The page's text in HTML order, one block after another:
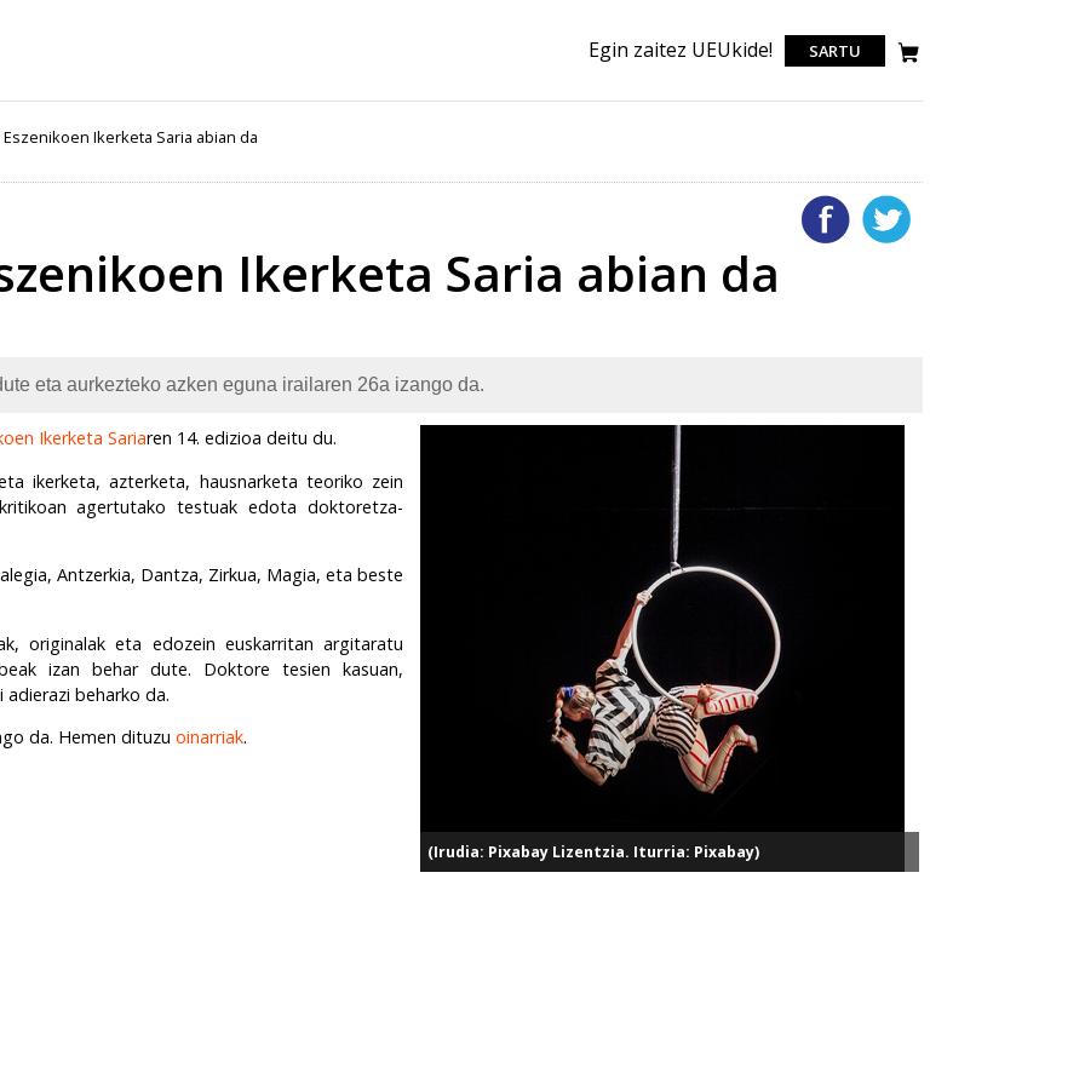
Egin zaitez UEUkide! SARTU
Ikerketa Saria abian da
Ikerketa Saria abian da
eta aurkezteko azken eguna irailaren 26a izango da.
(Irudia: Pixabay Lizentzia. Iturria: Pixabay)
Ikerketa Sariaren 14. edizioa deitu du.
ikerketa, azterketa, hausnarketa teoriko zein
agertutako testuak edota doktoretza-
Antzerkia, Dantza, Zirkua, Magia, eta beste
originalak eta edozein euskarritan argitaratu
izan behar dute. Doktore tesien kasuan,
beharko da.
da. Hemen dituzuoinarriak.